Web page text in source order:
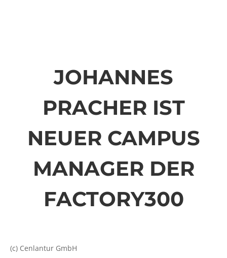
JOHANNES
PRACHER IST
NEUER CAMPUS
MANAGER DER
FACTORY300
(c) Cenlantur GmbH